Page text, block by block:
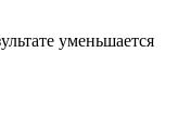
уменьшается